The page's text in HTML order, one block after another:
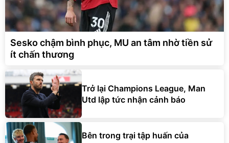
Sesko chậm bình phục, MU an tâm nhờ tiền sử
ít chấn thương
Trở lại Champions League, Man
Utd lập tức nhận cảnh báo
Bên trong trại tập huấn của